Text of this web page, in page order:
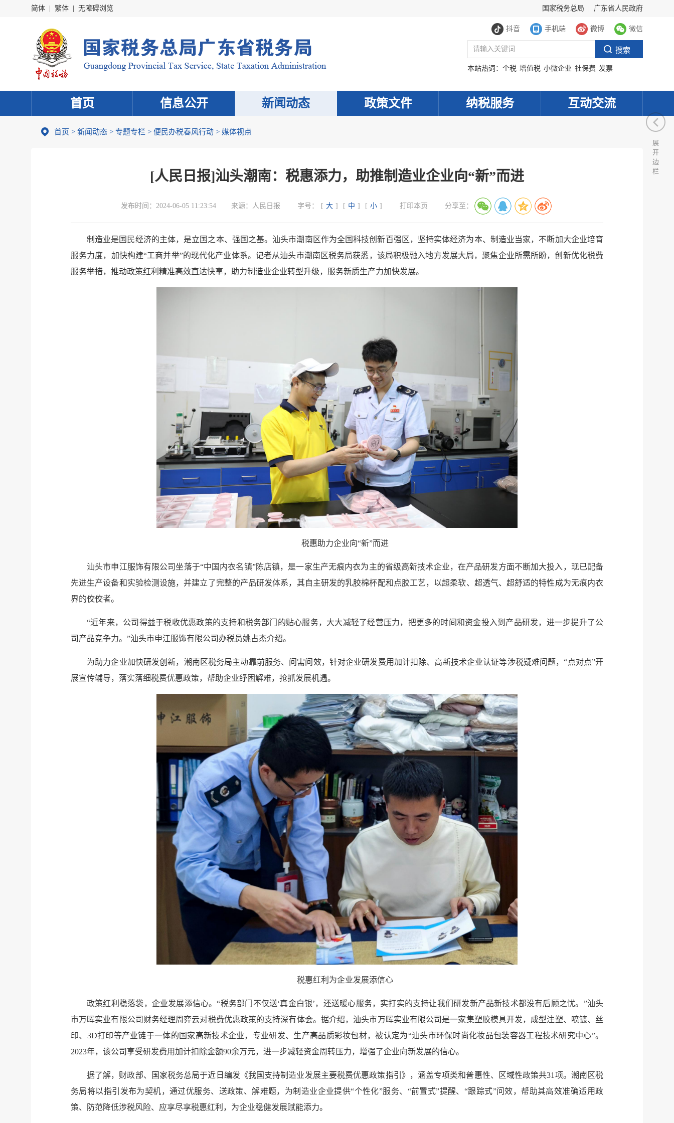
简体 繁体 无障碍浏览 国家税务总局 广东省人民政府
抖音 手机端 微博 微信
本站热词： 个税 增值税 小微企业 社保费 发票
首页 信息公开 新闻动态 政策文件 纳税服务 互动交流
首页 > 新闻动态 > 专题专栏 > 便民办税春风行动 > 媒体视点
[人民日报]汕头潮南：税惠添力，助推制造业企业向“新”而进
发布时间： 2024-06-05 11:23:54 来源： 人民日报 字号： [ 大 ] [ 中 ] [ 小 ] 打印本页 分享至：
制造业是国民经济的主体，是立国之本、强国之基。汕头市潮南区作为全国科技创新百强区，坚持实体经济为本、制造业当家，不断加大企业培育
服务力度，加快构建“工商并举”的现代化产业体系。记者从汕头市潮南区税务局获悉，该局积极融入地方发展大局，聚焦企业所需所盼，创新优化税费
服务举措，推动政策红利精准高效直达快享，助力制造业企业转型升级，服务新质生产力加快发展。
税惠助力企业向“新”而进
汕头市申江服饰有限公司坐落于“中国内衣名镇”陈店镇，是一家生产无痕内衣为主的省级高新技术企业，在产品研发方面不断加大投入，现已配备
先进生产设备和实验检测设施，并建立了完整的产品研发体系，其自主研发的乳胶棉杯配和点胶工艺，以超柔软、超透气、超舒适的特性成为无痕内衣
界的佼佼者。
“近年来，公司得益于税收优惠政策的支持和税务部门的贴心服务，大大减轻了经营压力，把更多的时间和资金投入到产品研发，进一步提升了公
司产品竞争力。”汕头市申江服饰有限公司办税员姚占杰介绍。
为助力企业加快研发创新，潮南区税务局主动靠前服务、问需问效，针对企业研发费用加计扣除、高新技术企业认证等涉税疑难问题，“点对点”开
展宣传辅导，落实落细税费优惠政策，帮助企业纾困解难，抢抓发展机遇。
税惠红利为企业发展添信心
政策红利稳落袋，企业发展添信心。“税务部门不仅送‘真金白银’，还送暖心服务，实打实的支持让我们研发新产品新技术都没有后顾之忧。”汕头
市万晖实业有限公司财务经理周弈云对税费优惠政策的支持深有体会。据介绍，汕头市万晖实业有限公司是一家集塑胶模具开发，成型注塑、喷镀、丝
印、3D打印等产业链于一体的国家高新技术企业，专业研发、生产高品质彩妆包材，被认定为“汕头市环保时尚化妆品包装容器工程技术研究中心”。
2023年，该公司享受研发费用加计扣除金额90余万元，进一步减轻资金周转压力，增强了企业向新发展的信心。
据了解，财政部、国家税务总局于近日编发《我国支持制造业发展主要税费优惠政策指引》，涵盖专项类和普惠性、区域性政策共31项。潮南区税
务局将以指引发布为契机，通过优服务、送政策、解难题，为制造业企业提供“个性化”服务、“前置式”提醒、“跟踪式”问效，帮助其高效准确适用政
策、防范降低涉税风险、应享尽享税惠红利，为企业稳健发展赋能添力。
展
开
边
栏